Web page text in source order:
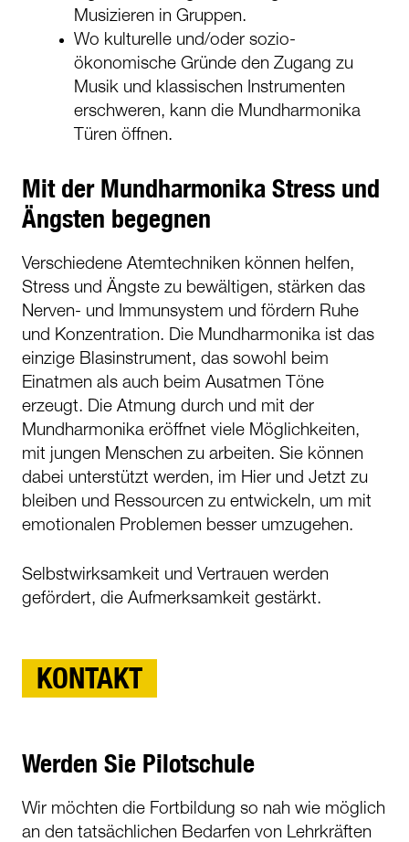
Werden Sie Pilotschule
Wir möchten die Fortbildung so nah wie möglich
an den tatsächlichen Bedarfen von Lehrkräften
Musizieren in Gruppen.
Wo kulturelle und/oder sozio-
ökonomische Gründe den Zugang zu
Musik und klassischen Instrumenten
erschweren, kann die Mundharmonika
Türen öffnen.
Mit der Mundharmonika Stress und
Ängsten begegnen
Verschiedene Atemtechniken können helfen,
Stress und Ängste zu bewältigen, stärken das
Nerven- und Immunsystem und fördern Ruhe
und Konzentration. Die Mundharmonika ist das
einzige Blasinstrument, das sowohl beim
Einatmen als auch beim Ausatmen Töne
erzeugt. Die Atmung durch und mit der
Mundharmonika eröffnet viele Möglichkeiten,
mit jungen Menschen zu arbeiten. Sie können
dabei unterstützt werden, im Hier und Jetzt zu
bleiben und Ressourcen zu entwickeln, um mit
emotionalen Problemen besser umzugehen.
Selbstwirksamkeit und Vertrauen werden
gefördert, die Aufmerksamkeit gestärkt.
KONTAKT